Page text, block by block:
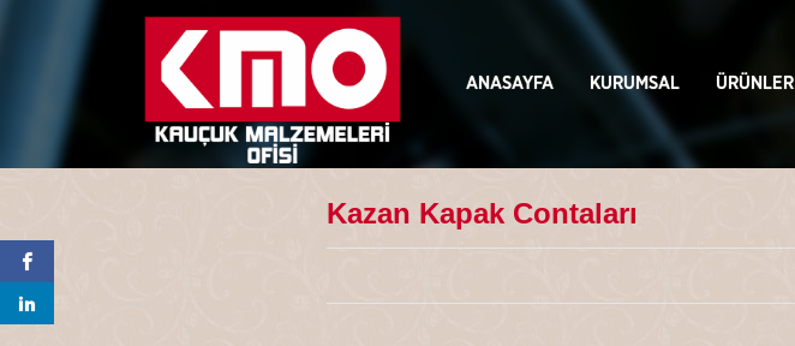
ANASAYFA KURUMSAL ÜRÜNLER
Kazan Kapak Contaları